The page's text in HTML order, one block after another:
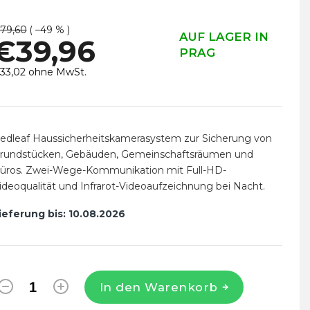
( –49 % )
AUF LAGER IN
PRAG
ohne MwSt.
bis: 10.08.2026
In den Warenkorb
Haussicherheitskamerasystem zur Sicherung von
Gebäuden, Gemeinschaftsräumen und
Zwei-Wege-Kommunikation mit Full-HD-
und Infrarot-Videoaufzeichnung bei Nacht.